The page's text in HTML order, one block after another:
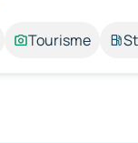
Tourisme